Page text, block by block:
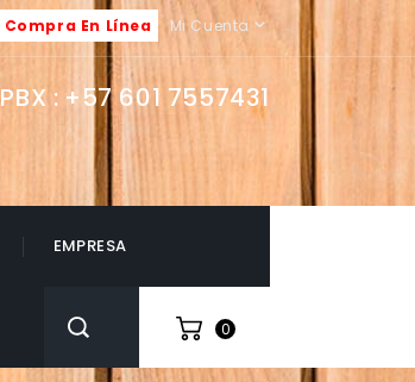
Mi Cuenta 
Compra En Línea
PBX : +57 601 7557431
EMPRESA
0